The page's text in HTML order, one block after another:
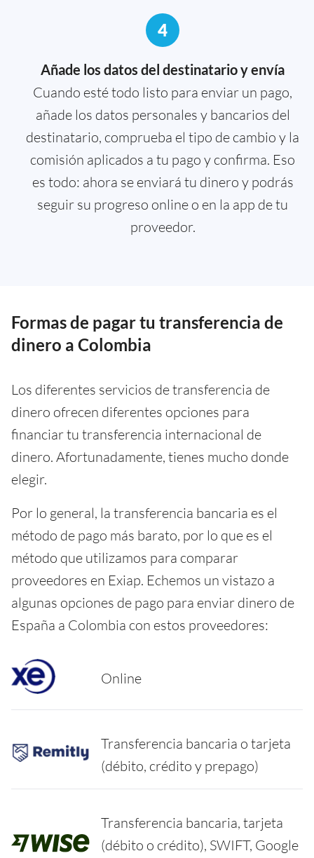
4
Añade los datos del destinatario y envía
Cuando esté todo listo para enviar un pago,
añade los datos personales y bancarios del
destinatario, comprueba el tipo de cambio y la
comisión aplicados a tu pago y confirma. Eso
es todo: ahora se enviará tu dinero y podrás
seguir su progreso online o en la app de tu
proveedor.
Formas de pagar tu transferencia de
dinero a Colombia
Los diferentes servicios de transferencia de
dinero ofrecen diferentes opciones para
financiar tu transferencia internacional de
dinero. Afortunadamente, tienes mucho donde
elegir.
Por lo general, la transferencia bancaria es el
método de pago más barato, por lo que es el
método que utilizamos para comparar
proveedores en Exiap. Echemos un vistazo a
algunas opciones de pago para enviar dinero de
España a Colombia con estos proveedores:
Online
Transferencia bancaria o tarjeta
(débito, crédito y prepago)
Transferencia bancaria, tarjeta
(débito o crédito), SWIFT, Google